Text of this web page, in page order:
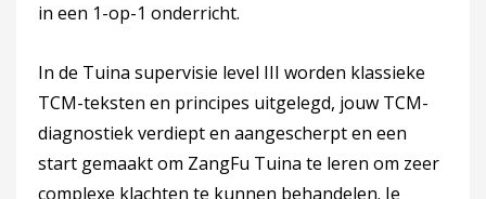
in een 1-op-1 onderricht.
In de Tuina supervisie level III worden klassieke
TCM-teksten en principes uitgelegd, jouw TCM-
diagnostiek verdiept en aangescherpt en een
start gemaakt om ZangFu Tuina te leren om zeer
complexe klachten te kunnen behandelen. Je